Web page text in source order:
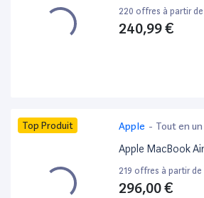
220 offres à partir de
240,99 €
Top Produit Apple - Tout en un
Apple MacBook
219 offres à partir de
296,00 €